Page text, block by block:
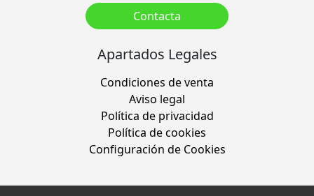
Contacta
Apartados Legales
Condiciones de venta
Aviso legal
Política de privacidad
Política de cookies
Configuración de Cookies